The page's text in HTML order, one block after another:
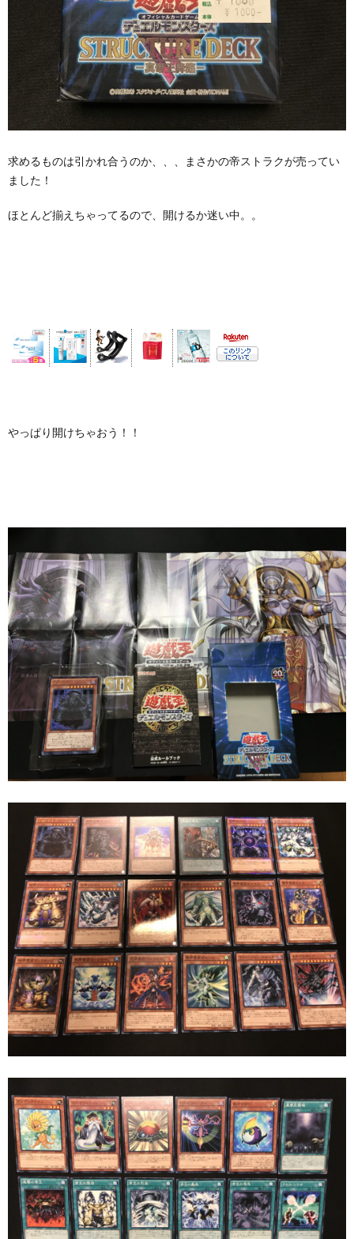
求めるものは引かれ合うのか、、、まさかの帝ストラクが売ってい
ました！
ほとんど揃えちゃってるので、開けるか迷い中。。
やっぱり開けちゃおう！！